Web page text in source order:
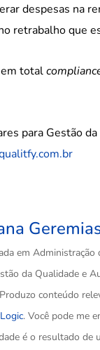
despesas na
retrabalho que
em total
para Gestão da
em Administração
da Qualidade e
conteúdo
. Você pode me
é o resultado de